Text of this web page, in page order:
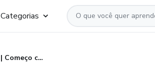
Categorias
Workshop | Começo consciente na Fotografia Pet Afetiva